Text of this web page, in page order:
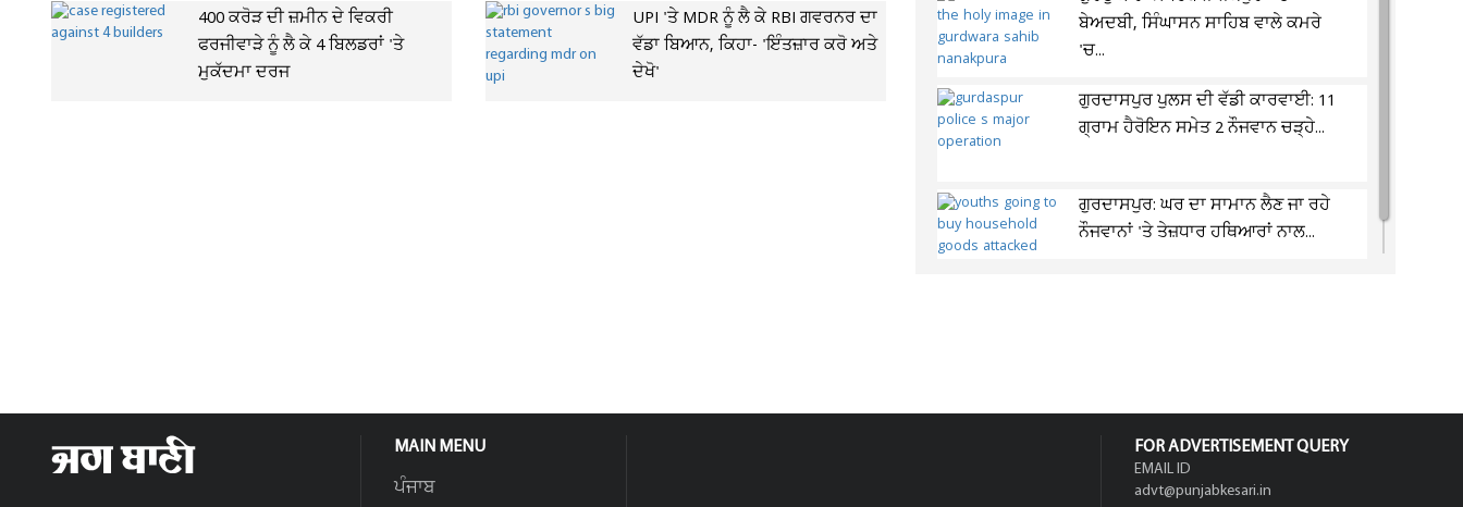
400 ਕਰੋੜ ਦੀ ਜ਼ਮੀਨ ਦੇ ਵਿਕਰੀ
ਫਰਜੀਵਾੜੇ ਨੂੰ ਲੈ ਕੇ 4 ਬਿਲਡਰਾਂ 'ਤੇ
ਮੁਕੱਦਮਾ ਦਰਜ
UPI 'ਤੇ MDR ਨੂੰ ਲੈ ਕੇ RBI ਗਵਰਨਰ ਦਾ
ਵੱਡਾ ਬਿਆਨ, ਕਿਹਾ- 'ਇੰਤਜ਼ਾਰ ਕਰੋ ਅਤੇ
ਦੇਖੋ'
ਬੇਅਦਬੀ, ਸਿੰਘਾਸਨ ਸਾਹਿਬ ਵਾਲੇ ਕਮਰੇ
'ਚ...
ਗੁਰਦਾਸਪੁਰ ਪੁਲਸ ਦੀ ਵੱਡੀ ਕਾਰਵਾਈ: 11
ਗ੍ਰਾਮ ਹੈਰੋਇਨ ਸਮੇਤ 2 ਨੌਜਵਾਨ ਚੜ੍ਹੇ...
ਗੁਰਦਾਸਪੁਰ: ਘਰ ਦਾ ਸਾਮਾਨ ਲੈਣ ਜਾ ਰਹੇ
ਨੌਜਵਾਨਾਂ 'ਤੇ ਤੇਜ਼ਧਾਰ ਹਥਿਆਰਾਂ ਨਾਲ...
MAIN MENU
ਪੰਜਾਬ
FOR ADVERTISEMENT QUERY
EMAIL ID
advt@punjabkesari.in